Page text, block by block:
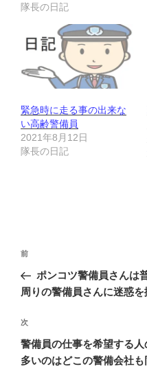
隊長の日記
緊急時に走る事の出来な
い高齢警備員
2021年8月12日
隊長の日記
投
ナ
ゲ
ー
シ
前
の
投
前
ポンコツ警備員さんは
周りの警備員さんに迷惑
次
の
投
次
警備員の仕事を希望する
多いのはどこの警備会社